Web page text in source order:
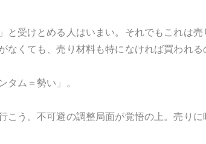
と受けとめる人はいまい。それでもこれは
くても、売り材料も特になければ買われる
タム＝勢い」。
こう。不可避の調整局面が覚悟の上。売り